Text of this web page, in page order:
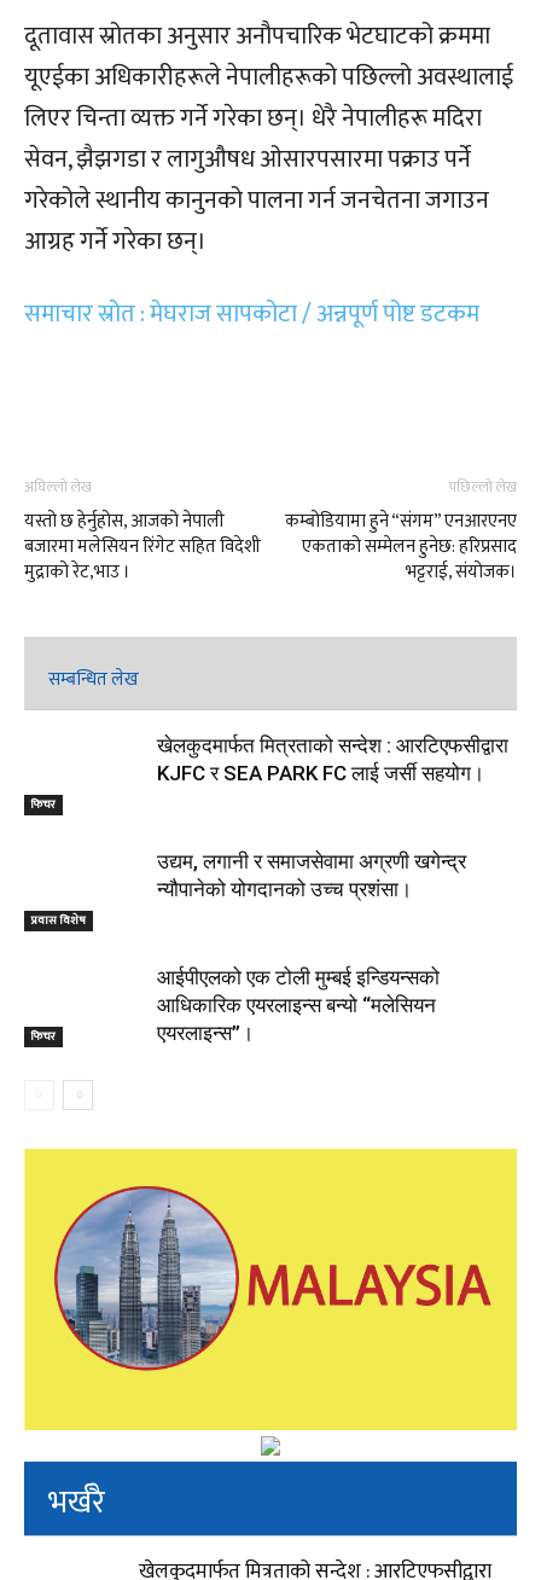
दूतावास स्रोतका अनुसार अनौपचारिक भेटघाटको क्रममा
यूएईका अधिकारीहरूले नेपालीहरूको पछिल्लो अवस्थालाई
लिएर चिन्ता व्यक्त गर्ने गरेका छन्। धेरै नेपालीहरू मदिरा
सेवन, झैझगडा र लागुऔषध ओसारपसारमा पक्राउ पर्ने
गरेकोले स्थानीय कानुनको पालना गर्न जनचेतना जगाउन
आग्रह गर्ने गरेका छन्।
समाचार स्रोत : मेघराज सापकोटा / अन्नपूर्ण पोष्ट डटकम
अघिल्लो लेख
यस्तो छ हेर्नुहोस, आजको नेपाली
बजारमा मलेसियन रिंगेट सहित विदेशी
मुद्राको रेट,भाउ ।
पछिल्लो लेख
कम्बोडियामा हुने “संगम” एनआरएनए
एकताको सम्मेलन हुनेछ: हरिप्रसाद
भट्टराई, संयोजक।
सम्बन्धित लेख
फिचर
खेलकुदमार्फत मित्रताको सन्देश : आरटिएफसीद्वारा
KJFC र SEA PARK FC लाई जर्सी सहयोग।
प्रवास विशेष
उद्यम, लगानी र समाजसेवामा अग्रणी खगेन्द्र
न्यौपानेको योगदानको उच्च प्रशंसा।
फिचर
आईपीएलको एक टोली मुम्बई इन्डियन्सको
आधिकारिक एयरलाइन्स बन्यो “मलेसियन
एयरलाइन्स”।
भर्खरै
खेलकुदमार्फत मित्रताको सन्देश : आरटिएफसीद्वारा